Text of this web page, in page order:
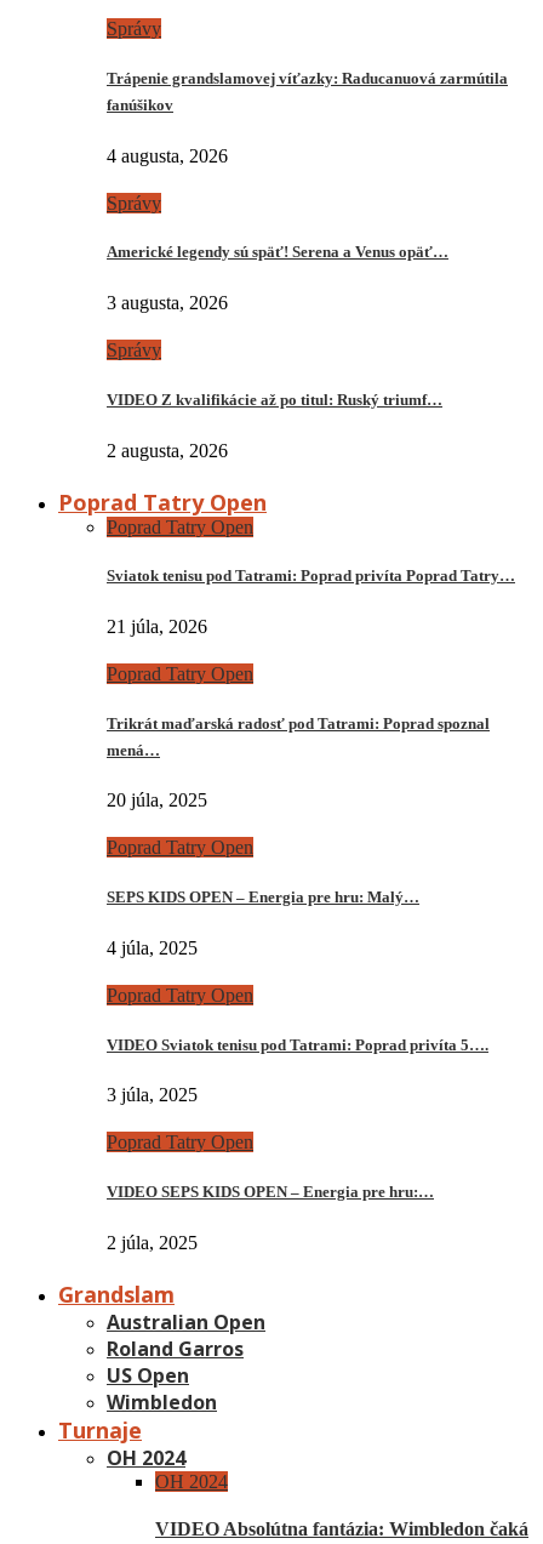
Správy
Trápenie grandslamovej víťazky: Raducanuová zarmútila
fanúšikov
4 augusta, 2026
Správy
Americké legendy sú späť! Serena a Venus opäť…
3 augusta, 2026
Správy
VIDEO Z kvalifikácie až po titul: Ruský triumf…
2 augusta, 2026
Poprad Tatry Open
Poprad Tatry Open
Sviatok tenisu pod Tatrami: Poprad privíta Poprad Tatry…
21 júla, 2026
Poprad Tatry Open
Trikrát maďarská radosť pod Tatrami: Poprad spoznal
mená…
20 júla, 2025
Poprad Tatry Open
SEPS KIDS OPEN – Energia pre hru: Malý…
4 júla, 2025
Poprad Tatry Open
VIDEO Sviatok tenisu pod Tatrami: Poprad privíta 5….
3 júla, 2025
Poprad Tatry Open
VIDEO SEPS KIDS OPEN – Energia pre hru:…
2 júla, 2025
Grandslam
Australian Open
Roland Garros
US Open
Wimbledon
Turnaje
OH 2024
OH 2024
VIDEO Absolútna fantázia: Wimbledon čaká